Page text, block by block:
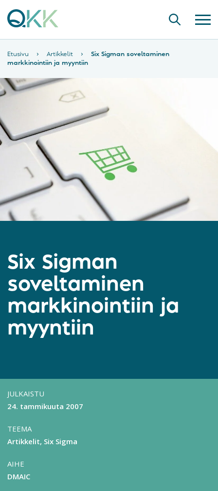
Etusivu › Artikkelit ›
Six Sigman soveltaminen
markkinointiin ja myyntiin
Six Sigman
soveltaminen
markkinointiin ja
myyntiin
JULKAISTU
24. tammikuuta 2007
TEEMA
Artikkelit Six Sigma
AIHE
DMAIC